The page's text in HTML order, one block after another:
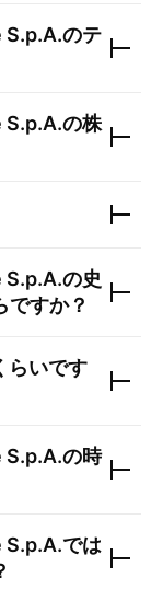
のテ
の株
の史
ですか？
らいです
の時
では